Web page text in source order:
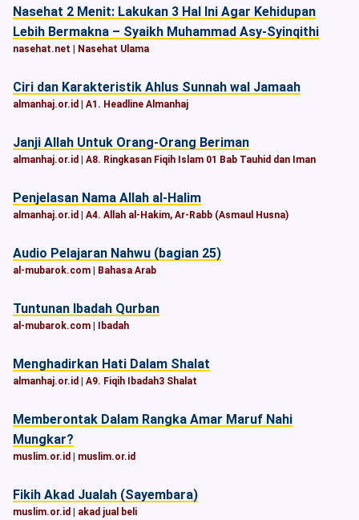
Nasehat 2 Menit: Lakukan 3 Hal Ini Agar Kehidupan
Lebih Bermakna – Syaikh Muhammad Asy-Syinqithi
nasehat.net Nasehat Ulama
Ciri dan Karakteristik Ahlus Sunnah wal Jamaah
almanhaj.or.id A1. Headline Almanhaj
Janji Allah Untuk Orang-Orang Beriman
almanhaj.or.id A8. Ringkasan Fiqih Islam 01 Bab Tauhid dan Iman
Penjelasan Nama Allah al-Halim
almanhaj.or.id A4. Allah al-Hakim, Ar-Rabb (Asmaul Husna)
Audio Pelajaran Nahwu (bagian 25)
al-mubarok.com Bahasa Arab
Tuntunan Ibadah Qurban
al-mubarok.com Ibadah
Menghadirkan Hati Dalam Shalat
almanhaj.or.id A9. Fiqih Ibadah3 Shalat
Memberontak Dalam Rangka Amar Maruf Nahi
Mungkar?
muslim.or.id muslim.or.id
Fikih Akad Jualah (Sayembara)
muslim.or.id akad jual beli